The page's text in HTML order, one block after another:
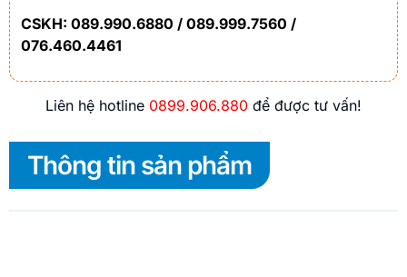
CSKH: 089.990.6880 / 089.999.7560 /
076.460.4461
Liên hệ hotline 0899.906.880 để được tư vấn!
Thông tin sản phẩm